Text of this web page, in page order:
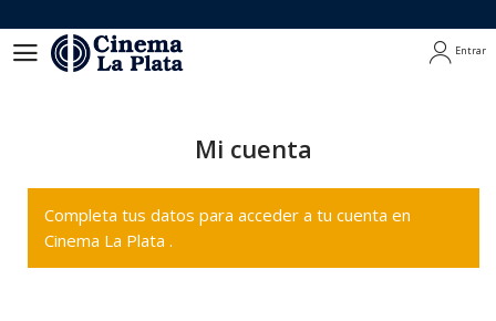
Entrar
Mi cuenta
Completa tus datos para acceder a tu cuenta en
Cinema La Plata .